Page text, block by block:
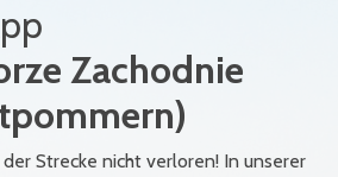
Zachodnie
Strecke nicht verloren! In unserer